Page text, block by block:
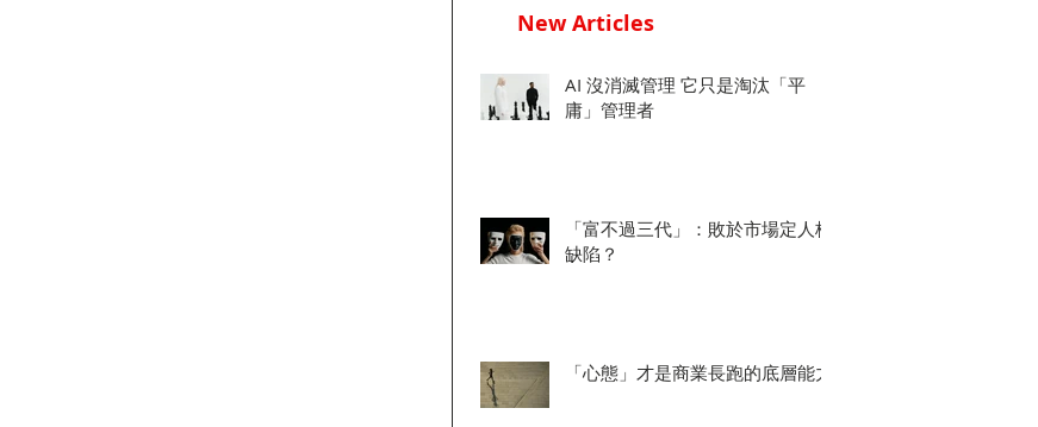
New Articles
AI 沒消滅管理 它只是淘汰「平
庸」管理者
「富不過三代」：敗於市場定人格
缺陷？
「心態」才是商業長跑的底層能力